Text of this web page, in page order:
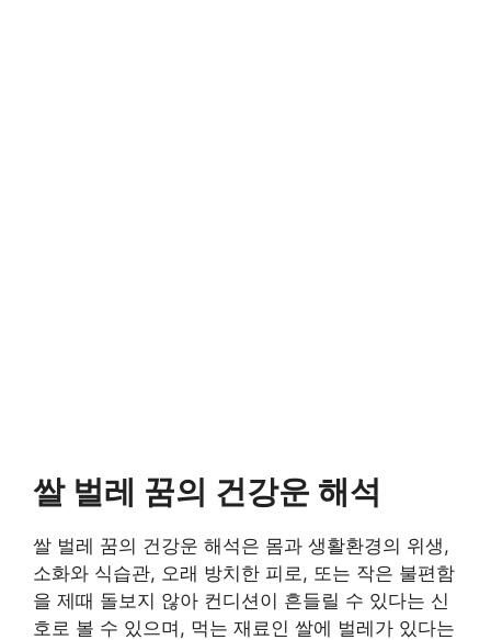
쌀 벌레 꿈의 건강운 해석
쌀 벌레 꿈의 건강운 해석은 몸과 생활환경의 위생,
소화와 식습관, 오래 방치한 피로, 또는 작은 불편함
을 제때 돌보지 않아 컨디션이 흔들릴 수 있다는 신
호로 볼 수 있으며, 먹는 재료인 쌀에 벌레가 있다는